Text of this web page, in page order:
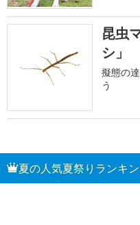
昆虫
シ」
擬態の
う
夏の人気夏祭りランキ